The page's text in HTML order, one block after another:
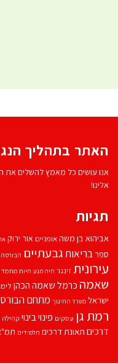
האתר בתהליך
אנו עושים כל מאמץ להשלים את
אלינו!
תגיות
אביהוא בן משהאופניים אור ירוק
ספרבריאותגבעתיים הבורסה
עירוניתזינגר חיה מנע חיות מחמד
שאמה כרמל שאמה הכהן
ישראל משרד החינוך מתחם
רמת גן עסקים פינוי בינוי קהילה
דרכים תאונת דרכים תלמידים תמ"א